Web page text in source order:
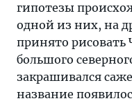
гипотезы
одной из них, на
принято рисовать
большого
закрашивался
название